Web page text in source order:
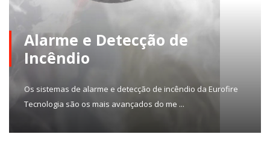
Alarme e Detecção de
Incêndio
Os sistemas de alarme e detecção de incêndio da Eurofire
Tecnologia são os mais avançados do me ...